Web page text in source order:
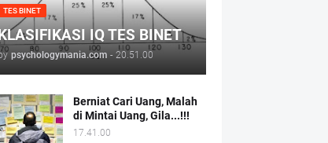
TES BINET
IQ TES BINET
psychologymania.com - 20.51.00
Berniat Cari Uang, Malah
di Mintai Uang, Gila...!!!
17.41.00